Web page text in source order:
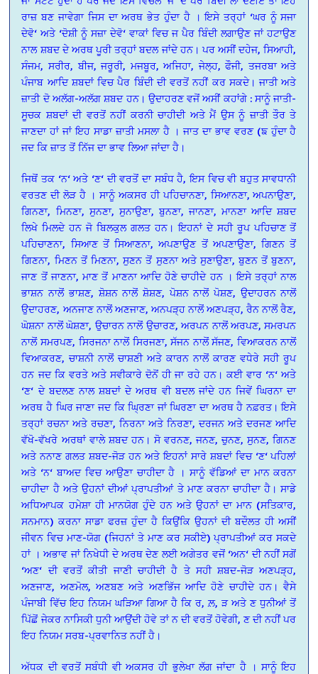
ਰਾਜ਼ ਬਣ ਜਾਵੇਗਾ ਜਿਸ ਦਾ ਅਰਥ ਭੇਤ ਹੁੰਦਾ ਹੈ । ਇਸੇ ਤਰ੍ਹਾਂ ‘ਘਰ ਨੂੰ ਸਜਾ
ਦੇਵੋ‘ ਅਤੇ ‘ਦੋਸ਼ੀ ਨੂੰ ਸਜ਼ਾ ਦੇਵੋ‘ ਵਾਕਾਂ ਵਿਚ ਜ ਪੈਰ ਬਿੰਦੀ ਲਗਾਉਣ ਜਾਂ ਹਟਾਉਣ
ਨਾਲ ਸ਼ਬਦ ਦੇ ਅਰਥ ਪੂਰੀ ਤਰ੍ਹਾਂ ਬਦਲ ਜਾਂਦੇ ਹਨ। ਪਰ ਅਸੀਂ ਦਹੇਜ, ਸਿਆਹੀ,
ਸੰਜਮ, ਸਰੀਰ, ਬੀਜ, ਜਰੂਰੀ, ਮਜਬੂਰ, ਅਜਿਹਾ, ਜੇਲ੍ਹ, ਫੌਜੀ, ਤਜਰਬਾ ਅਤੇ
ਪੰਜਾਬ ਆਦਿ ਸ਼ਬਦਾਂ ਵਿਚ ਪੈਰ ਬਿੰਦੀ ਦੀ ਵਰਤੋਂ ਨਹੀਂ ਕਰ ਸਕਦੇ। ਜਾਤੀ ਅਤੇ
ਜ਼ਾਤੀ ਦੋ ਅਲੱਗ-ਅਲੱਗ ਸ਼ਬਦ ਹਨ। ਉਦਾਹਰਣ ਵਜੋਂ ਅਸੀਂ ਕਹਾਂਗੇ : ਸਾਨੂੰ ਜਾਤੀ-
ਸੂਚਕ ਸ਼ਬਦਾਂ ਦੀ ਵਰਤੋਂ ਨਹੀਂ ਕਰਨੀ ਚਾਹੀਦੀ ਅਤੇ ਮੈਂ ਉਸ ਨੂੰ ਜ਼ਾਤੀ ਤੌਰ ਤੇ
ਜਾਣਦਾ ਹਾਂ ਜਾਂ ਇਹ ਸਾਡਾ ਜ਼ਾਤੀ ਮਸਲਾ ਹੈ । ਜਾਤ ਦਾ ਭਾਵ ਵਰਣ (ਙ ਹੁੰਦਾ ਹੈ
ਜਦ ਕਿ ਜ਼ਾਤ ਤੋਂ ਨਿੱਜ ਦਾ ਭਾਵ ਲਿਆ ਜਾਂਦਾ ਹੈ।
ਜਿਥੋਂ ਤਕ ‘ਨ‘ ਅਤੇ ‘ਣ‘ ਦੀ ਵਰਤੋਂ ਦਾ ਸਬੰਧ ਹੈ, ਇਸ ਵਿਚ ਵੀ ਬਹੁਤ ਸਾਵਧਾਨੀ
ਵਰਤਣ ਦੀ ਲੋੜ ਹੈ । ਸਾਨੂੰ ਅਕਸਰ ਹੀ ਪਹਿਚਾਨਣਾ, ਸਿਆਨਣਾ, ਅਪਨਾਉਣਾ,
ਗਿਨਣਾ, ਮਿਨਣਾ, ਸੁਨਣਾ, ਸੁਨਾਉਣਾ, ਬੁਨਣਾ, ਜਾਨਣਾ, ਮਾਨਣਾ ਆਦਿ ਸ਼ਬਦ
ਲਿਖੇ ਮਿਲਦੇ ਹਨ ਜੋ ਬਿਲਕੁਲ ਗਲਤ ਹਨ। ਇਹਨਾਂ ਦੇ ਸਹੀ ਰੂਪ ਪਹਿਚਾਣ ਤੋਂ
ਪਹਿਚਾਣਨਾ, ਸਿਆਣ ਤੋਂ ਸਿਆਣਨਾ, ਅਪਣਾਉਣ ਤੋਂ ਅਪਣਾਉਣਾ, ਗਿਣਨ ਤੋਂ
ਗਿਣਨਾ, ਮਿਣਨ ਤੋਂ ਮਿਣਨਾ, ਸੁਣਨ ਤੋਂ ਸੁਣਨਾ ਅਤੇ ਸੁਣਾਉਣਾ, ਬੁਣਨ ਤੋਂ ਬੁਣਨਾ,
ਜਾਣ ਤੋਂ ਜਾਣਨਾ, ਮਾਣ ਤੋਂ ਮਾਣਨਾ ਆਦਿ ਹੋਣੇ ਚਾਹੀਦੇ ਹਨ । ਇਸੇ ਤਰ੍ਹਾਂ ਨਾਲ
ਭਾਸ਼ਨ ਨਾਲੋਂ ਭਾਸ਼ਣ, ਸ਼ੋਸ਼ਨ ਨਾਲੋਂ ਸ਼ੋਸ਼ਣ, ਪੋਸ਼ਨ ਨਾਲੋਂ ਪੋਸ਼ਣ, ਉਦਾਹਰਨ ਨਾਲੋਂ
ਉਦਾਹਰਣ, ਅਨਜਾਣ ਨਾਲੋਂ ਅਣਜਾਣ, ਅਨਪੜ੍ਹ ਨਾਲੋਂ ਅਣਪੜ੍ਹ, ਰੈਨ ਨਾਲੋਂ ਰੈਣ,
ਘੋਸ਼ਨਾ ਨਾਲੋਂ ਘੋਸ਼ਣਾ, ਉਚਾਰਨ ਨਾਲੋਂ ਉਚਾਰਣ, ਅਰਪਨ ਨਾਲੋਂ ਅਰਪਣ, ਸਮਰਪਨ
ਨਾਲੋਂ ਸਮਰਪਣ, ਸਿਰਜਨਾ ਨਾਲੋਂ ਸਿਰਜਣਾ, ਸੱਜਨ ਨਾਲੋਂ ਸੱਜਣ, ਵਿਆਕਰਨ ਨਾਲੋਂ
ਵਿਆਕਰਣ, ਚਾਸ਼ਨੀ ਨਾਲੋਂ ਚਾਸ਼ਣੀ ਅਤੇ ਕਾਰਨ ਨਾਲੋਂ ਕਾਰਣ ਵਧੇਰੇ ਸਹੀ ਰੂਪ
ਹਨ ਜਦ ਕਿ ਵਰਤੇ ਅਤੇ ਸਵੀਕਾਰੇ ਦੋਨੋਂ ਹੀ ਜਾ ਰਹੇ ਹਨ। ਕਈ ਵਾਰ ‘ਨ‘ ਅਤੇ
‘ਣ‘ ਦੇ ਬਦਲਣ ਨਾਲ ਸ਼ਬਦਾਂ ਦੇ ਅਰਥ ਵੀ ਬਦਲ ਜਾਂਦੇ ਹਨ ਜਿਵੇਂ ਘਿਰਨਾ ਦਾ
ਅਰਥ ਹੈ ਘਿਰ ਜਾਣਾ ਜਦ ਕਿ ਘ੍ਰਿਣਾ ਜਾਂ ਘਿਰਣਾ ਦਾ ਅਰਥ ਹੈ ਨਫ਼ਰਤ। ਇਸੇ
ਤਰ੍ਹਾਂ ਰਚਨਾ ਅਤੇ ਰਚਣਾ, ਨਿਰਨਾ ਅਤੇ ਨਿਰਣਾ, ਦਰਜਨ ਅਤੇ ਦਰਜਣ ਆਦਿ
ਵੱਖੋ-ਵੱਖਰੇ ਅਰਥਾਂ ਵਾਲੇ ਸ਼ਬਦ ਹਨ। ਸੋ ਵਰਨਣ, ਜਨਣ, ਚੁਨਣ, ਸੁਨਣ, ਗਿਨਣ
ਅਤੇ ਨਨਾਣ ਗਲਤ ਸ਼ਬਦ-ਜੋੜ ਹਨ ਅਤੇ ਇਹਨਾਂ ਸਾਰੇ ਸ਼ਬਦਾਂ ਵਿਚ ‘ਣ‘ ਪਹਿਲਾਂ
ਅਤੇ ‘ਨ‘ ਬਾਅਦ ਵਿਚ ਆਉਣਾ ਚਾਹੀਦਾ ਹੈ । ਸਾਨੂੰ ਵੱਡਿਆਂ ਦਾ ਮਾਨ ਕਰਨਾ
ਚਾਹੀਦਾ ਹੈ ਅਤੇ ਉਹਨਾਂ ਦੀਆਂ ਪ੍ਰਾਪਤੀਆਂ ਤੇ ਮਾਣ ਕਰਨਾ ਚਾਹੀਦਾ ਹੈ। ਸਾਡੇ
ਅਧਿਆਪਕ ਹਮੇਸ਼ਾ ਹੀ ਮਾਨਯੋਗ ਹੁੰਦੇ ਹਨ ਅਤੇ ਉਹਨਾਂ ਦਾ ਮਾਨ (ਸਤਿਕਾਰ,
ਸਨਮਾਨ) ਕਰਨਾ ਸਾਡਾ ਫਰਜ਼ ਹੁੰਦਾ ਹੈ ਕਿਉਂਕਿ ਉਹਨਾਂ ਦੀ ਬਦੌਲਤ ਹੀ ਅਸੀਂ
ਜੀਵਨ ਵਿਚ ਮਾਣ-ਯੋਗ (ਜਿਹਨਾਂ ਤੇ ਮਾਣ ਕਰ ਸਕੀਏ) ਪ੍ਰਾਪਤੀਆਂ ਕਰ ਸਕਦੇ
ਹਾਂ । ਅਭਾਵ ਜਾਂ ਨਿਖੇਧੀ ਦੇ ਅਰਥ ਦੇਣ ਲਈ ਅਗੇਤਰ ਵਜੋਂ ‘ਅਨ‘ ਦੀ ਨਹੀਂ ਸਗੋਂ
‘ਅਣ‘ ਦੀ ਵਰਤੋਂ ਕੀਤੀ ਜਾਣੀ ਚਾਹੀਦੀ ਹੈ ਤੇ ਸਹੀ ਸ਼ਬਦ-ਜੋੜ ਅਣਪੜ੍ਹ,
ਅਣਜਾਣ, ਅਣਮੋਲ, ਅਣਬਣ ਅਤੇ ਅਣਭਿੱਜ ਆਦਿ ਹੋਣੇ ਚਾਹੀਦੇ ਹਨ। ਵੈਸੇ
ਪੰਜਾਬੀ ਵਿੱਚ ਇਹ ਨਿਯਮ ਘੜਿਆ ਗਿਆ ਹੈ ਕਿ ਰ, ਲ਼, ੜ ਅਤੇ ਣ ਧੁਨੀਆਂ ਤੋਂ
ਪਿੱਛੋਂ ਜੇਕਰ ਨਾਸਿਕੀ ਧੁਨੀ ਆਉਂਦੀ ਹੋਵੇ ਤਾਂ ਨ ਦੀ ਵਰਤੋਂ ਹੋਵੇਗੀ, ਣ ਦੀ ਨਹੀਂ ਪਰ
ਇਹ ਨਿਯਮ ਸਰਬ-ਪ੍ਰਵਾਨਿਤ ਨਹੀਂ ਹੈ।
ਅੱਧਕ ਦੀ ਵਰਤੋਂ ਸਬੰਧੀ ਵੀ ਅਕਸਰ ਹੀ ਭੁਲੇਖਾ ਲੱਗ ਜਾਂਦਾ ਹੈ । ਸਾਨੂੰ ਇਹ